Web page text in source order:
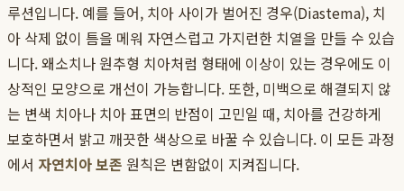
루션입니다. 예를 들어, 치아 사이가 벌어진 경우(Diastema), 치
아 삭제 없이 틈을 메워 자연스럽고 가지런한 치열을 만들 수 있습
니다. 왜소치나 원추형 치아처럼 형태에 이상이 있는 경우에도 이
상적인 모양으로 개선이 가능합니다. 또한, 미백으로 해결되지 않
는 변색 치아나 치아 표면의 반점이 고민일 때, 치아를 건강하게
보호하면서 밝고 깨끗한 색상으로 바꿀 수 있습니다. 이 모든 과정
에서 자연치아 보존 원칙은 변함없이 지켜집니다.